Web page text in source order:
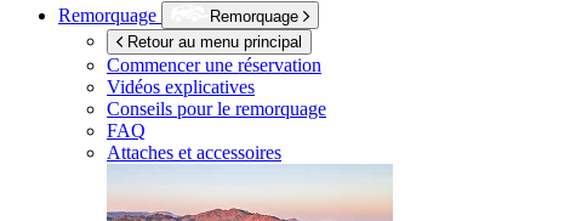
Remorquage
Remorquage
Retour au menu principal
Commencer une réservation
Vidéos explicatives
Conseils pour le remorquage
FAQ
Attaches et accessoires